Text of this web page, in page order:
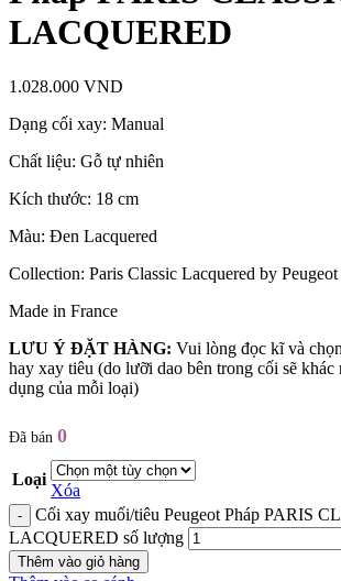
LACQUERED
1.028.000 VND
Dạng cối xay: Manual
Chất liệu: Gỗ tự nhiên
Kích thước: 18 cm
Màu: Đen Lacquered
Collection: Paris Classic Lacquered by Peugeot
Made in France
LƯU Ý ĐẶT HÀNG: Vui lòng đọc kĩ và
hay xay tiêu (do lưỡi dao bên trong cối sẽ khác
dụng của mỗi loại)
Đã bán 0
Loại
Xóa
Cối xay muối/tiêu Peugeot Pháp PARIS
LACQUERED số lượng
Thêm vào giỏ hàng